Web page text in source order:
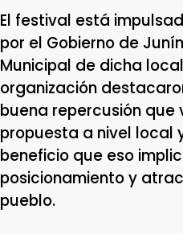
El festival está
por el Gobierno de
Municipal de dicha
organización
buena repercusión que
propuesta a nivel local
beneficio que eso
posicionamiento y
pueblo.